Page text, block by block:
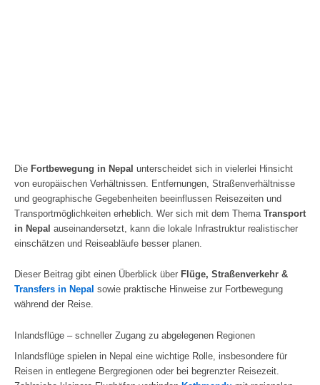
Die Fortbewegung in Nepal unterscheidet sich in vielerlei Hinsicht
von europäischen Verhältnissen. Entfernungen, Straßenverhältnisse
und geographische Gegebenheiten beeinflussen Reisezeiten und
Transportmöglichkeiten erheblich. Wer sich mit dem Thema Transport
in Nepal auseinandersetzt, kann die lokale Infrastruktur realistischer
einschätzen und Reiseabläufe besser planen.
Dieser Beitrag gibt einen Überblick über Flüge, Straßenverkehr &
Transfers in Nepal sowie praktische Hinweise zur Fortbewegung
während der Reise.
Inlandsflüge – schneller Zugang zu abgelegenen Regionen
Inlandsflüge spielen in Nepal eine wichtige Rolle, insbesondere für
Reisen in entlegene Bergregionen oder bei begrenzter Reisezeit.